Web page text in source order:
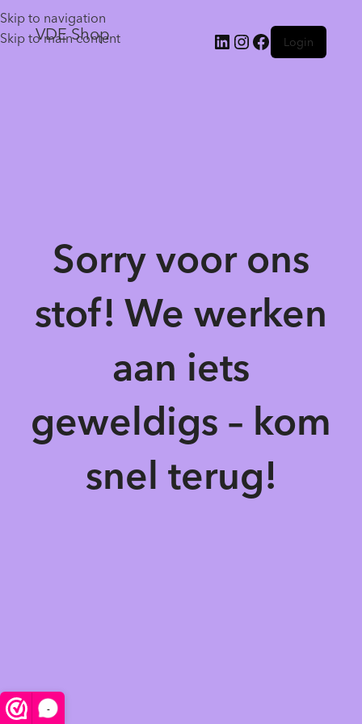
-
Skip to navigation
Skip to main content
VDE Shop Login
Sorry voor ons
stof! We werken
aan iets
geweldigs – kom
snel terug!